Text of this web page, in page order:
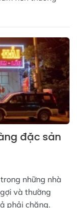
đặc sản
những nhà
và thường
phải chăng.